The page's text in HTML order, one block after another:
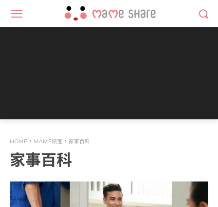
HOME MAME精選 家事百科
家事百科